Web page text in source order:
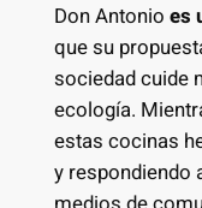
Don Antonio es
que su
sociedad cuide
ecología.
estas cocinas
y respondiendo